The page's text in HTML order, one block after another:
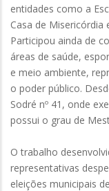
entidades como a
Casa de Misericórdia
Participou ainda de
áreas de saúde,
e meio ambiente,
o poder público.
Sodré nº 41, onde
possui o grau de
O trabalho
representativas
eleições municipais